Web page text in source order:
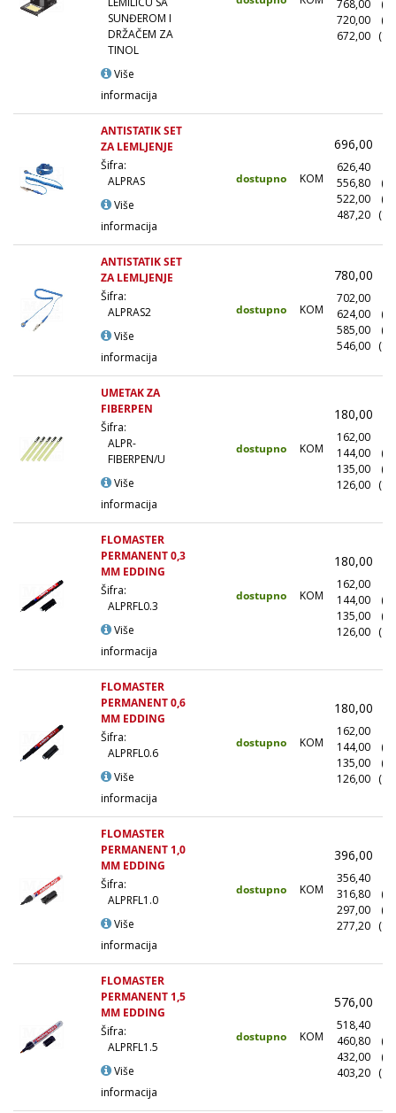
SUNĐEROM I
DRŽAČEM ZA
TINOL
Više
informacija
768,00
720,00
672,00
ANTISTATIK SET
ZA LEMLJENJE
Šifra:
ALPRAS
Više
informacija
dostupno KOM
696,00
626,40
556,80
522,00
487,20
ANTISTATIK SET
ZA LEMLJENJE
Šifra:
ALPRAS2
Više
informacija
dostupno KOM
780,00
702,00
624,00
585,00
546,00
UMETAK ZA
FIBERPEN
Šifra:
ALPR-
FIBERPEN/U
Više
informacija
dostupno KOM
180,00
162,00
144,00
135,00
126,00
FLOMASTER
PERMANENT 0,3
MM EDDING
Šifra:
ALPRFL0.3
Više
informacija
dostupno KOM
180,00
162,00
144,00
135,00
126,00
FLOMASTER
PERMANENT 0,6
MM EDDING
Šifra:
ALPRFL0.6
Više
informacija
dostupno KOM
180,00
162,00
144,00
135,00
126,00
FLOMASTER
PERMANENT 1,0
MM EDDING
Šifra:
ALPRFL1.0
Više
informacija
dostupno KOM
396,00
356,40
316,80
297,00
277,20
FLOMASTER
PERMANENT 1,5
MM EDDING
Šifra:
ALPRFL1.5
Više
informacija
dostupno KOM
576,00
518,40
460,80
432,00
403,20